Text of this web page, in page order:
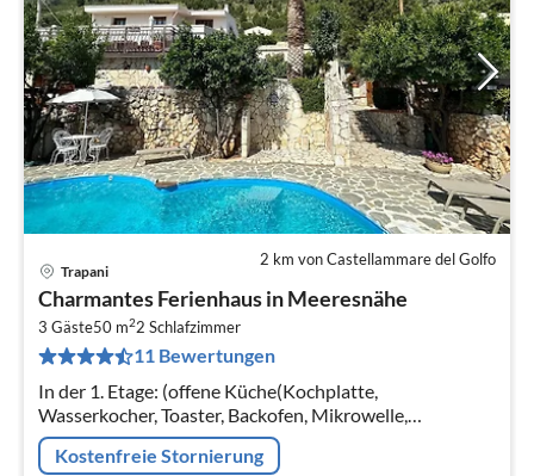
2 km von Castellammare del Golfo
Trapani
Charmantes Ferienhaus in Meeresnähe
3 Gäste50 m22 Schlafzimmer
11 Bewertungen
In der 1. Etage: (offene Küche(Kochplatte,
Wasserkocher, Toaster, Backofen, Mikrowelle,
Kühl-/Gefrierkombination),
Wohn/Esszimmer(TV(Satellit), Klimaanlage)
Kostenfreie Stornierung